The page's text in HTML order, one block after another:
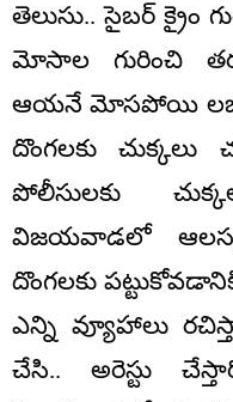
తెలుసు.. సైబర్ క్రైం
మోసాల గురించి
ఆయనే మోసపోయి
దొంగలకు చుక్కలు
పోలీసులకు
విజయవాడలో
దొంగలకు
ఎన్ని వ్యూహాలు
చేసి.. అరెస్టు